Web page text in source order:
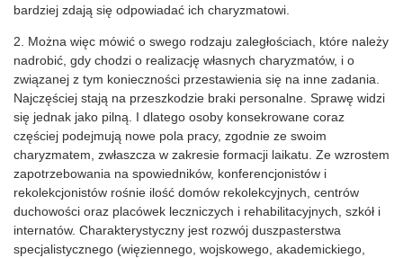
bardziej zdają się odpowiadać ich charyzmatowi.
2. Można więc mówić o swego rodzaju zaległościach, które należy
nadrobić, gdy chodzi o realizację własnych charyzmatów, i o
związanej z tym konieczności przestawienia się na inne zadania.
Najczęściej stają na przeszkodzie braki personalne. Sprawę widzi
się jednak jako pilną. I dlatego osoby konsekrowane coraz
częściej podejmują nowe pola pracy, zgodnie ze swoim
charyzmatem, zwłaszcza w zakresie formacji laikatu. Ze wzrostem
zapotrzebowania na spowiedników, konferencjonistów i
rekolekcjonistów rośnie ilość domów rekolekcyjnych, centrów
duchowości oraz placówek leczniczych i rehabilitacyjnych, szkół i
internatów. Charakterystyczny jest rozwój duszpasterstwa
specjalistycznego (więziennego, wojskowego, akademickiego,